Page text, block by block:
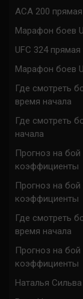
ACA 200
Марафон боев
UFC 324
Марафон боев
Где смотреть
время начала
Где смотреть
начала
Прогноз на
коэффициенты
Прогноз на
коэффициенты
Где смотреть
время начала
Прогноз на
коэффициенты
Наталья